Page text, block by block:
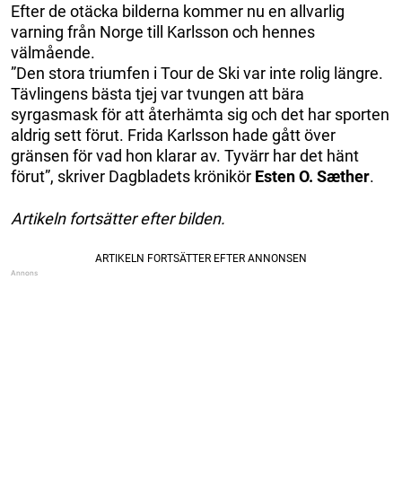
Efter de otäcka bilderna kommer nu en allvarlig
varning från Norge till Karlsson och hennes
välmående.
”Den stora triumfen i Tour de Ski var inte rolig längre.
Tävlingens bästa tjej var tvungen att bära
syrgasmask för att återhämta sig och det har sporten
aldrig sett förut. Frida Karlsson hade gått över
gränsen för vad hon klarar av. Tyvärr har det hänt
förut”, skriver Dagbladets krönikör Esten O. Sæther.
Artikeln fortsätter efter bilden.